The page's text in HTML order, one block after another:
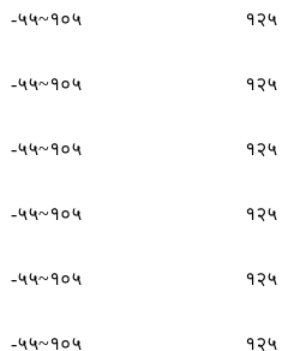
-५५~१०५ १२५
-५५~१०५ १२५
-५५~१०५ १२५
-५५~१०५ १२५
-५५~१०५ १२५
-५५~१०५ १२५